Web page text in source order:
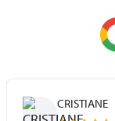
CRISTIANE